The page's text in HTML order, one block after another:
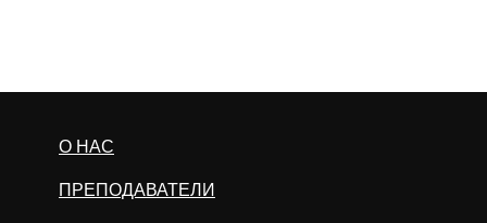
О НАС
ПРЕПОДАВАТЕЛИ